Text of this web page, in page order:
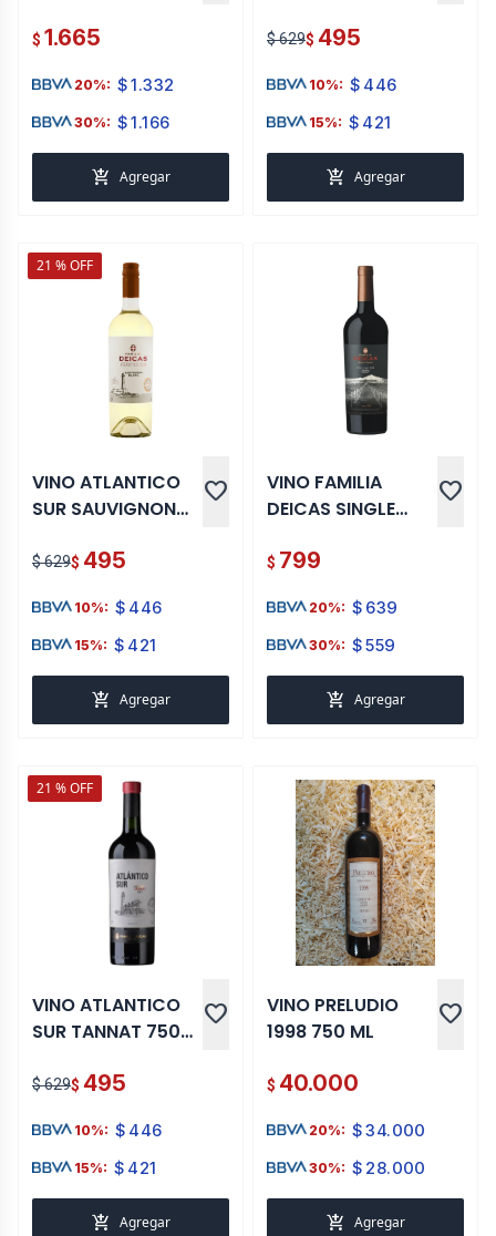
$ 1.665
20%: $1.332
30%: $1.166
add_shopping_cart Agregar
$ 629$ 495
10%: $ 446
15%: $ 421
add_shopping_cart Agregar
21 % OFF
VINO ATLANTICO
SUR SAUVIGNON
favorite
$ 629$ 495
10%: $ 446
15%: $ 421
add_shopping_cart Agregar
VINO FAMILIA
DEICAS SINGLE
750 ML
favorite
$ 799
20%: $ 639
30%: $559
add_shopping_cart Agregar
21 % OFF
VINO ATLANTICO
SUR TANNAT 750
favorite
$ 629$ 495
10%: $ 446
15%: $ 421
add_shopping_cart Agregar
VINO PRELUDIO
1998 750 ML
favorite
$ 40.000
20%: $34.000
30%: $ 28.000
add_shopping_cart Agregar